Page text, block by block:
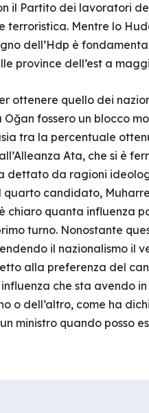
il Partito dei lavoratori
terroristica. Mentre lo
dell’Hdp è
province dell’est a
ottenere quello dei
fossero un blocco
tra la percentuale
Ata, che si è
dettato da ragioni
candidato,
chiaro quanta influenza
turno. Nonostante
il nazionalismo il
alla preferenza del
che sta avendo
o dell’altro, come ha
ministro quando posso